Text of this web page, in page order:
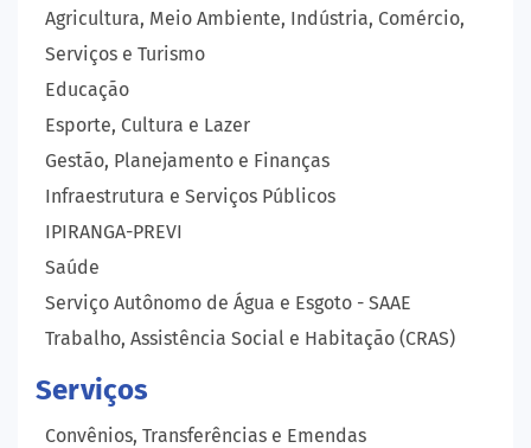
Agricultura, Meio Ambiente, Indústria, Comércio,
Serviços e Turismo
Educação
Esporte, Cultura e Lazer
Gestão, Planejamento e Finanças
Infraestrutura e Serviços Públicos
IPIRANGA-PREVI
Saúde
Serviço Autônomo de Água e Esgoto - SAAE
Trabalho, Assistência Social e Habitação (CRAS)
Serviços
Convênios, Transferências e Emendas